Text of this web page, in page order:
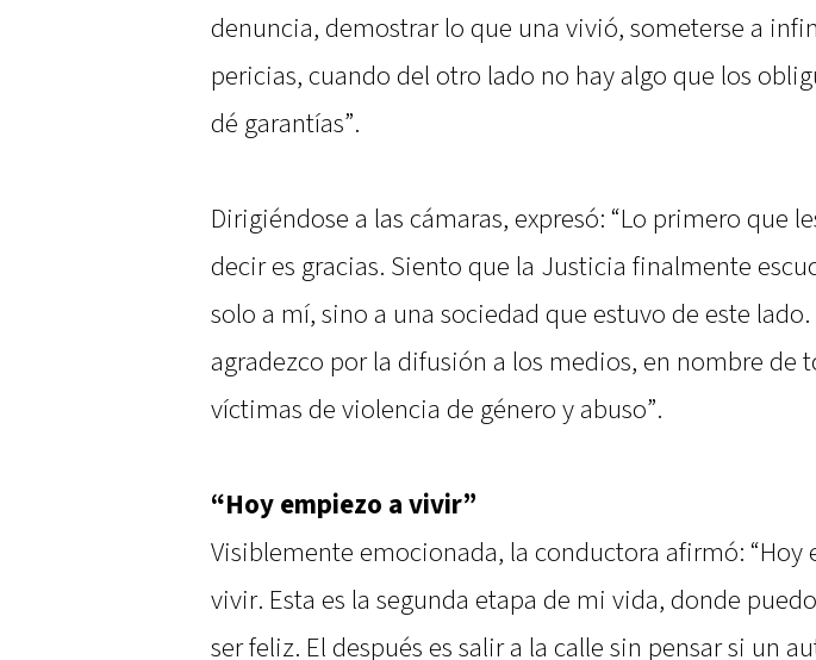
denuncia, demostrar lo que una vivió, someterse a
pericias, cuando del otro lado no hay algo que los
dé garantías”.
Dirigiéndose a las cámaras, expresó: “Lo primero que
decir es gracias. Siento que la Justicia finalmente
solo a mí, sino a una sociedad que estuvo de este lado.
agradezco por la difusión a los medios, en nombre de
víctimas de violencia de género y abuso”.
“Hoy empiezo a vivir”
Visiblemente emocionada, la conductora afirmó: “Hoy
vivir. Esta es la segunda etapa de mi vida, donde
ser feliz. El después es salir a la calle sin pensar si un